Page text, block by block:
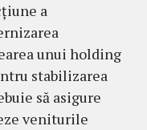
a
unui holding
stabilizarea
să asigure
veniturile